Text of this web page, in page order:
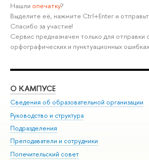
Нашли опечатку?
Выделите её, нажмите Ctrl+Enter и
Спасибо за участие!
Сервис предназначен только для
орфографических и пунктуационных
О КАМПУСЕ
Сведения об образовательной организации
Руководство и структура
Подразделения
Преподаватели и сотрудники
Попечительский совет